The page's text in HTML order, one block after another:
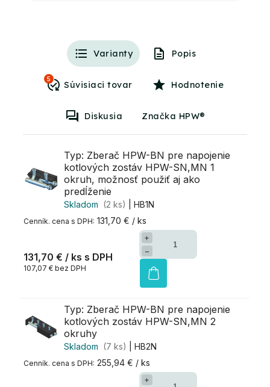
Varianty Popis
5
Hodnotenie
Diskusia Značka HPW®
Typ: Zberač HPW-BN pre napojenie
kotlových zostáv HPW-SN,MN 1
okruh, možnosť použiť aj ako
predĺženie
Skladom (2 ks)
| HB1N
131,70 € / ks
131,70 € / ks
107,07 € bez DPH
+
−
Typ: Zberač HPW-BN pre napojenie
kotlových zostáv HPW-SN,MN 2
okruhy
Skladom (7 ks)
| HB2N
255,94 € / ks
+